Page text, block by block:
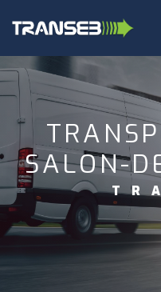
TRANSPORT DÉDIÉ
SALON-